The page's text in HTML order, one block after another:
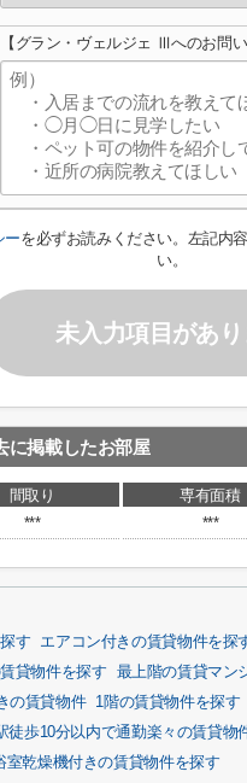
【グラン・ヴェルジェ Ⅲへのお問い
ーを必ずお読みください。左記内
い。
未入力項目があ
に掲載したお部屋
間取り 専有面積
*** ***
す エアコン付きの賃貸物件を探
貸物件を探す
最上階の賃貸マン
の賃貸物件 1階の賃貸物件を探す
徒歩10分以内で通勤楽々の賃貸物
室乾燥機付きの賃貸物件を探す